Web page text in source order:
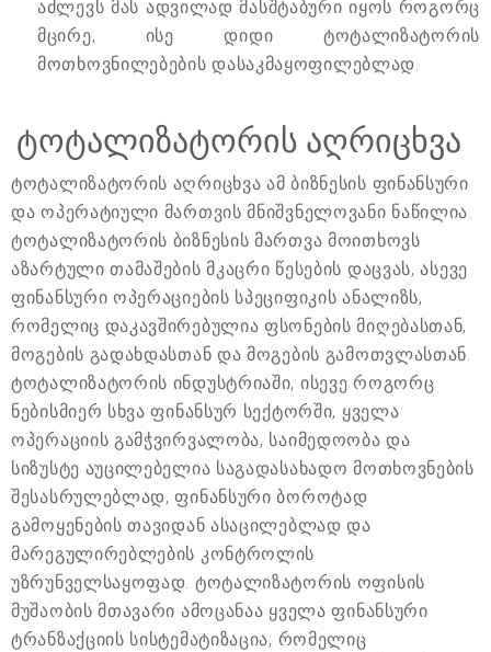
აძლევს მას ადვილად მასშტაბური იყოს როგორც
მცირე, ისე დიდი ტოტალიზატორის
მოთხოვნილებების დასაკმაყოფილებლად.
ტოტალიზატორის აღრიცხვა
ტოტალიზატორის აღრიცხვა ამ ბიზნესის ფინანსური
და ოპერატიული მართვის მნიშვნელოვანი ნაწილია.
ტოტალიზატორის ბიზნესის მართვა მოითხოვს
აზარტული თამაშების მკაცრი წესების დაცვას, ასევე
ფინანსური ოპერაციების სპეციფიკის ანალიზს,
რომელიც დაკავშირებულია ფსონების მიღებასთან,
მოგების გადახდასთან და მოგების გამოთვლასთან.
ტოტალიზატორის ინდუსტრიაში, ისევე როგორც
ნებისმიერ სხვა ფინანსურ სექტორში, ყველა
ოპერაციის გამჭვირვალობა, საიმედოობა და
სიზუსტე აუცილებელია საგადასახადო მოთხოვნების
შესასრულებლად, ფინანსური ბოროტად
გამოყენების თავიდან ასაცილებლად და
მარეგულირებლების კონტროლის
უზრუნველსაყოფად. ტოტალიზატორის ოფისის
მუშაობის მთავარი ამოცანაა ყველა ფინანსური
ტრანზაქციის სისტემატიზაცია, რომელიც